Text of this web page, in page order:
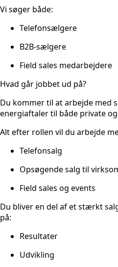
Vi søger både:
Telefonsælgere
B2B-sælgere
Field sales medarbejdere
Hvad går jobbet ud på?
Du kommer til at arbejde med
energiaftaler til både private
Alt efter rollen vil du arbejde
Telefonsalg
Opsøgende salg til
Field sales og events
Du bliver en del af et stærkt
på:
Resultater
Udvikling